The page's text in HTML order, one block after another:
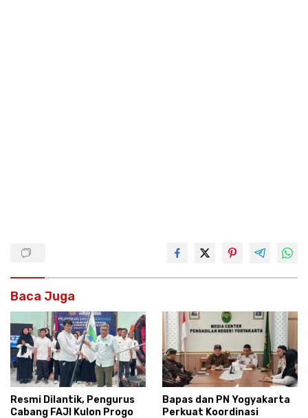
Baca Juga
Resmi Dilantik, Pengurus
Cabang FAJI Kulon Progo
Bapas dan PN Yogyakarta
Perkuat Koordinasi